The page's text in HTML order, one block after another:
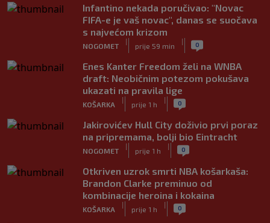
Infantino nekada poručivao: "Novac
FIFA-e je vaš novac", danas se suočava
s najvećom krizom
NOGOMET
|
prije 59 min
| 0
Enes Kanter Freedom želi na WNBA
draft: Neobičnim potezom pokušava
ukazati na pravila lige
KOŠARKA
|
prije 1 h
| 0
Jakirovićev Hull City doživio prvi poraz
na pripremama, bolji bio Eintracht
NOGOMET
|
prije 1 h
| 0
Otkriven uzrok smrti NBA košarkaša:
Brandon Clarke preminuo od
kombinacije heroina i kokaina
KOŠARKA
|
prije 1 h
| 0